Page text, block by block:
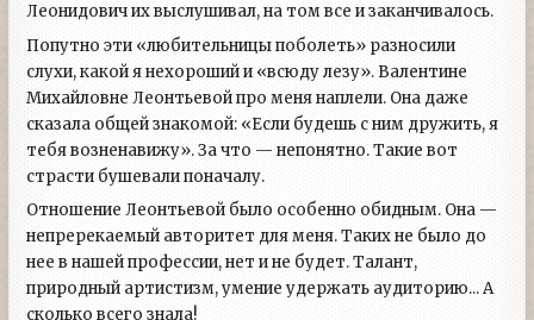
Леонидович их выслушивал, на том все и заканчивалось.
Попутно эти «любительницы поболеть» разносили
слухи, какой я нехороший и «всюду лезу». Валентине
Михайловне Леонтьевой про меня наплели. Она даже
сказала общей знакомой: «Если будешь с ним дружить, я
тебя возненавижу». За что — непонятно. Такие вот
страсти бушевали поначалу.
Отношение Леонтьевой было особенно обидным. Она —
непререкаемый авторитет для меня. Таких не было до
нее в нашей профессии, нет и не будет. Талант,
природный артистизм, умение удержать аудиторию... А
сколько всего знала!